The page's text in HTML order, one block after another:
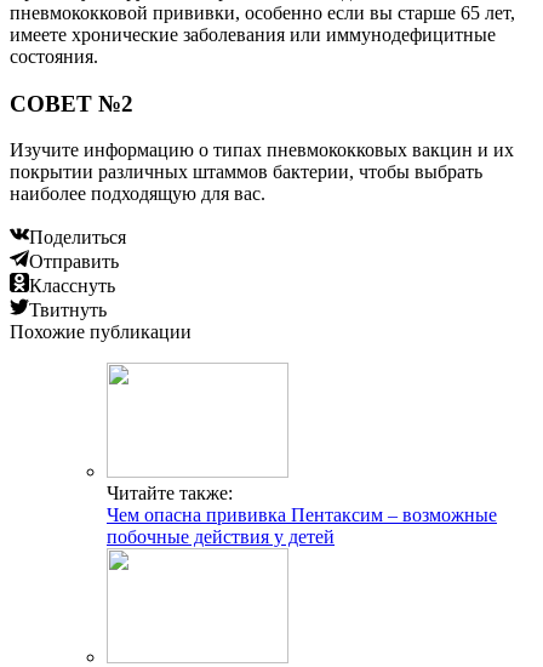
пневмококковой прививки, особенно если вы старше 65 лет,
имеете хронические заболевания или иммунодефицитные
состояния.
СОВЕТ №2
Изучите информацию о типах пневмококковых вакцин и их
покрытии различных штаммов бактерии, чтобы выбрать
наиболее подходящую для вас.
Поделиться
Отправить
Класснуть
Твитнуть
Похожие публикации
Читайте также:
Чем опасна прививка Пентаксим – возможные
побочные действия у детей